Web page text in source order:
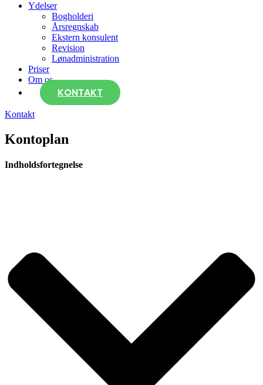
Ydelser
Bogholderi
Årsregnskab
Ekstern konsulent
Revision
Lønadministration
Priser
Om os
KONTAKT
Kontakt
Kontoplan
Indholdsfortegnelse